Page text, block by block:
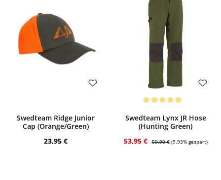
Swedteam Ridge Junior
Cap (Orange/Green)
Regulärer Preis:
23,95 €
Swedteam Lynx JR Hose
(Hunting Green)
Verkaufspreis:
53,95 € Regulärer Preis:
59,90 € (9.93% gespart)